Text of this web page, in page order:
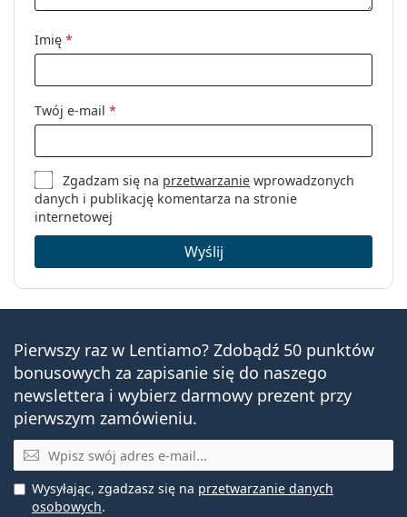
Płeć:
Kategoria:
Okulary korekcyjne
Marka:
Vogue
Kod:
0VO5190 2566 54
Imię *
Twój e-mail *
Zgadzam się na przetwarzanie wprowadzonych
danych i publikację komentarza na stronie
internetowej
Wyślij
Pierwszy raz w Lentiamo? Zdobądź 50 punktów
bonusowych za zapisanie się do naszego
newslettera i wybierz darmowy prezent przy
pierwszym zamówieniu.
E-mail
Wysyłając, zgadzasz się na przetwarzanie danych
osobowych.